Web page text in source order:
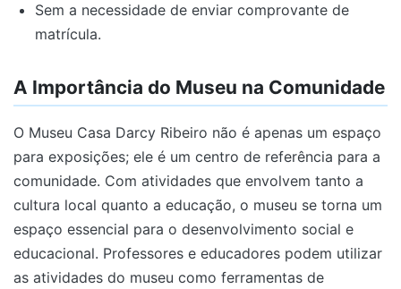
Sem a necessidade de enviar comprovante de
matrícula.
A Importância do Museu na Comunidade
O Museu Casa Darcy Ribeiro não é apenas um espaço
para exposições; ele é um centro de referência para a
comunidade. Com atividades que envolvem tanto a
cultura local quanto a educação, o museu se torna um
espaço essencial para o desenvolvimento social e
educacional. Professores e educadores podem utilizar
as atividades do museu como ferramentas de